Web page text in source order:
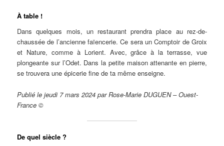
À table !
Dans quelques mois, un restaurant prendra place au rez-de-
chaussée de l’ancienne faïencerie. Ce sera un Comptoir de Groix
et Nature, comme à Lorient. Avec, grâce à la terrasse, vue
plongeante sur l’Odet. Dans la petite maison attenante en pierre,
se trouvera une épicerie fine de ta même enseigne.
Publié le jeudi 7 mars 2024 par Rose-Marie DUGUEN – Ouest-
France ©
De quel siècle ?